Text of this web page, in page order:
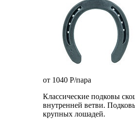
от 1040 P/пара
Классические подковы
внутренней ветви.
крупных лошадей.